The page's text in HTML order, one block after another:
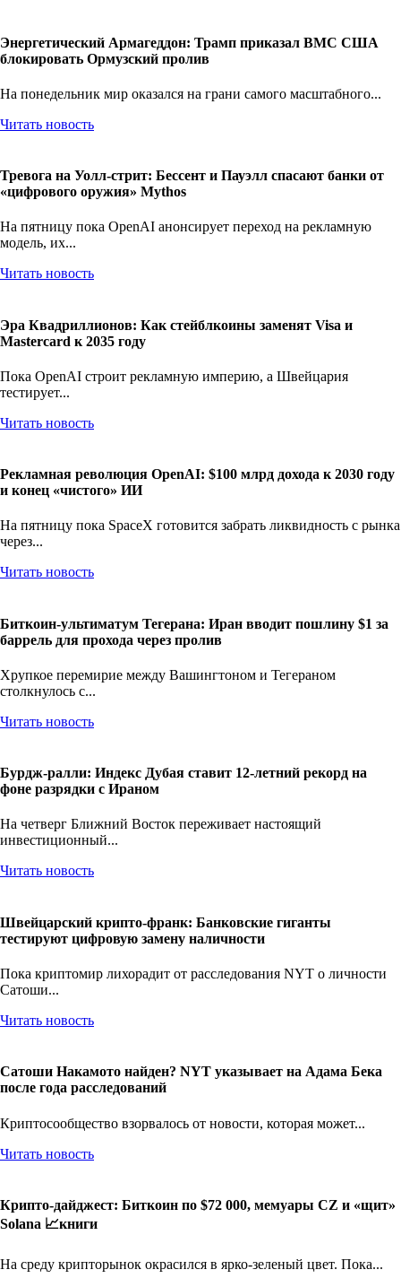
Энергетический Армагеддон: Трамп приказал ВМС США
блокировать Ормузский пролив
На понедельник мир оказался на грани самого масштабного...
Читать новость
Тревога на Уолл-стрит: Бессент и Пауэлл спасают банки от
«цифрового оружия» Mythos
На пятницу пока OpenAI анонсирует переход на рекламную
модель, их...
Читать новость
Эра Квадриллионов: Как стейблкоины заменят Visa и
Mastercard к 2035 году
Пока OpenAI строит рекламную империю, а Швейцария
тестирует...
Читать новость
Рекламная революция OpenAI: $100 млрд дохода к 2030 году
и конец «чистого» ИИ
На пятницу пока SpaceX готовится забрать ликвидность с рынка
через...
Читать новость
Биткоин-ультиматум Тегерана: Иран вводит пошлину $1 за
баррель для прохода через пролив
Хрупкое перемирие между Вашингтоном и Тегераном
столкнулось с...
Читать новость
Бурдж-ралли: Индекс Дубая ставит 12-летний рекорд на
фоне разрядки с Ираном
На четверг Ближний Восток переживает настоящий
инвестиционный...
Читать новость
Швейцарский крипто-франк: Банковские гиганты
тестируют цифровую замену наличности
Пока криптомир лихорадит от расследования NYT о личности
Сатоши...
Читать новость
Сатоши Накамото найден? NYT указывает на Адама Бека
после года расследований
Криптосообщество взорвалось от новости, которая может...
Читать новость
Крипто-дайджест: Биткоин по $72 000, мемуары CZ и «щит»
Solana 📈книги
На среду крипторынок окрасился в ярко-зеленый цвет. Пока...